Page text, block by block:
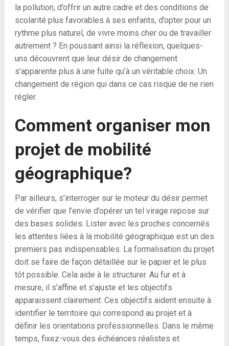
la pollution, d’offrir un autre cadre et des conditions de
scolarité plus favorables à ses enfants, d’opter pour un
rythme plus naturel, de vivre moins cher ou de travailler
autrement ? En poussant ainsi la réflexion, quelques-
uns découvrent que leur désir de changement
s’apparente plus à une fuite qu’à un véritable choix. Un
changement de région qui dans ce cas risque de ne rien
régler.
Comment organiser mon
projet de mobilité
géographique?
Par ailleurs, s’interroger sur le moteur du désir permet
de vérifier que l’envie d’opérer un tel virage repose sur
des bases solides. Lister avec les proches concernés
les attentes liées à la mobilité géographique est un des
premiers pas indispensables. La formalisation du projet
doit se faire de façon détaillée sur le papier et le plus
tôt possible. Cela aide à le structurer. Au fur et à
mesure, il s’affine et s’ajuste et les objectifs
apparaissent clairement. Ces objectifs aident ensuite à
identifier le territoire qui correspond au projet et à
définir les orientations professionnelles. Dans le même
temps, fixez-vous des échéances réalistes et